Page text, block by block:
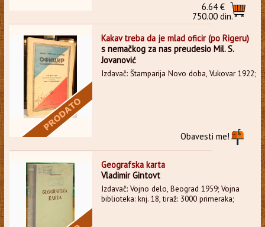
6.64 €
750.00 din.
Kakav treba da je mlad oficir (po Rigeru)
s nemačkog za nas preudesio Mil. S.
Jovanović
Izdavač: Štamparija Novo doba, Vukovar 1922;
Obavesti me!
Geografska karta
Vladimir Gintovt
Izdavač: Vojno delo, Beograd 1959; Vojna
biblioteka: knj. 18, tiraž: 3000 primeraka;